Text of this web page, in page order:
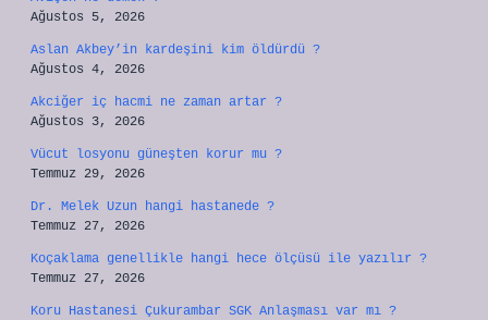
Ağustos 5, 2026
Aslan Akbey’in kardeşini kim öldürdü ?
Ağustos 4, 2026
Akciğer iç hacmi ne zaman artar ?
Ağustos 3, 2026
Vücut losyonu güneşten korur mu ?
Temmuz 29, 2026
Dr. Melek Uzun hangi hastanede ?
Temmuz 27, 2026
Koçaklama genellikle hangi hece ölçüsü ile yazılır ?
Temmuz 27, 2026
Koru Hastanesi Çukurambar SGK Anlaşması var mı ?